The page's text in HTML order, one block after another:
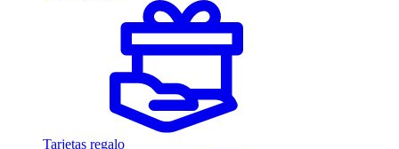
Tarjetas regalo